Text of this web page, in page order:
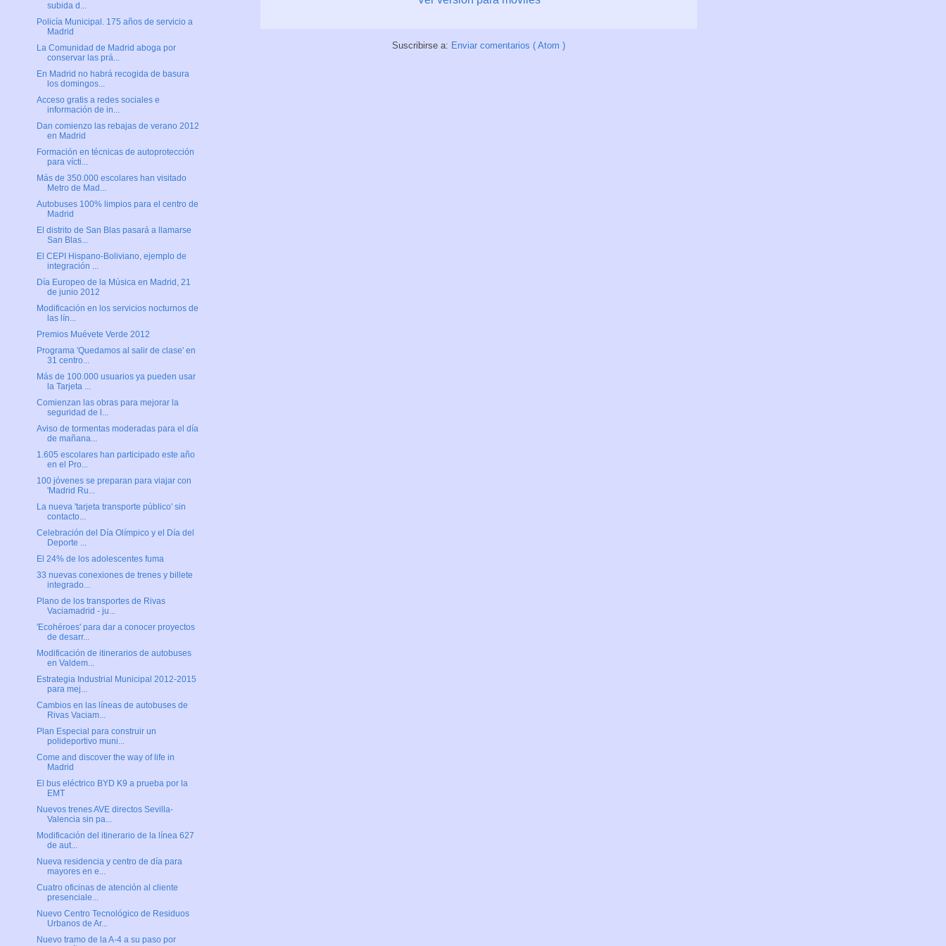
Suscribirse a: Enviar comentarios ( Atom )
subida d...
Policía Municipal. 175 años de servicio a
Madrid
La Comunidad de Madrid aboga por
conservar las prá...
En Madrid no habrá recogida de basura
los domingos...
Acceso gratis a redes sociales e
información de in...
Dan comienzo las rebajas de verano 2012
en Madrid
Formación en técnicas de autoprotección
para vícti...
Más de 350.000 escolares han visitado
Metro de Mad...
Autobuses 100% limpios para el centro de
Madrid
El distrito de San Blas pasará a llamarse
San Blas...
El CEPI Hispano-Boliviano, ejemplo de
integración ...
Día Europeo de la Música en Madrid, 21
de junio 2012
Modificación en los servicios nocturnos de
las lín...
Premios Muévete Verde 2012
Programa 'Quedamos al salir de clase' en
31 centro...
Más de 100.000 usuarios ya pueden usar
la Tarjeta ...
Comienzan las obras para mejorar la
seguridad de l...
Aviso de tormentas moderadas para el día
de mañana...
1.605 escolares han participado este año
en el Pro...
100 jóvenes se preparan para viajar con
'Madrid Ru...
La nueva 'tarjeta transporte público' sin
contacto...
Celebración del Día Olímpico y el Día del
Deporte ...
El 24% de los adolescentes fuma
33 nuevas conexiones de trenes y billete
integrado...
Plano de los transportes de Rivas
Vaciamadrid - ju...
'Ecohéroes' para dar a conocer proyectos
de desarr...
Modificación de itinerarios de autobuses
en Valdem...
Estrategia Industrial Municipal 2012-2015
para mej...
Cambios en las líneas de autobuses de
Rivas Vaciam...
Plan Especial para construir un
polideportivo muni...
Come and discover the way of life in
Madrid
El bus eléctrico BYD K9 a prueba por la
EMT
Nuevos trenes AVE directos Sevilla-
Valencia sin pa...
Modificación del itinerario de la línea 627
de aut...
Nueva residencia y centro de día para
mayores en e...
Cuatro oficinas de atención al cliente
presenciale...
Nuevo Centro Tecnológico de Residuos
Urbanos de Ar...
Nuevo tramo de la A-4 a su paso por